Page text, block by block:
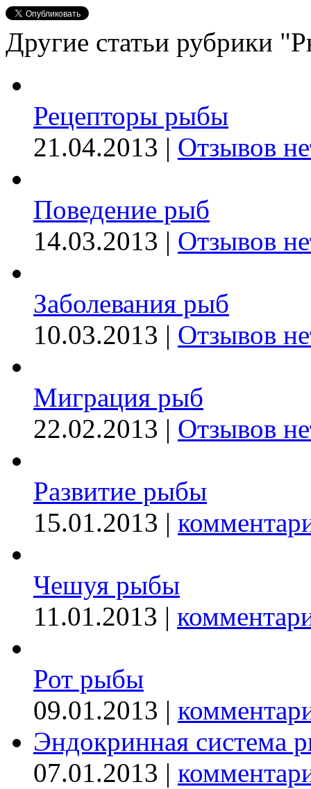
Другие статьи рубрики
Рецепторы рыбы
21.04.2013 | Отзывов
Поведение рыб
14.03.2013 | Отзывов
Заболевания рыб
10.03.2013 | Отзывов
Миграция рыб
22.02.2013 | Отзывов
Развитие рыбы
15.01.2013 |
Чешуя рыбы
11.01.2013 |
Рот рыбы
09.01.2013 |
Эндокринная система
07.01.2013 |